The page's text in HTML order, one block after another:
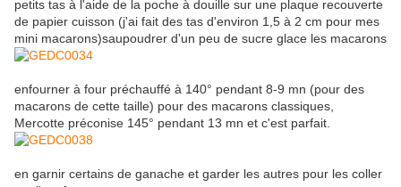
petits tas à l'aide de la poche à douille sur une plaque recouverte
de papier cuisson (j'ai fait des tas d'environ 1,5 à 2 cm pour mes
mini macarons)saupoudrer d'un peu de sucre glace les macarons
enfourner à four préchauffé à 140° pendant 8-9 mn (pour des
macarons de cette taille) pour des macarons classiques,
Mercotte préconise 145° pendant 13 mn et c'est parfait.
en garnir certains de ganache et garder les autres pour les coller